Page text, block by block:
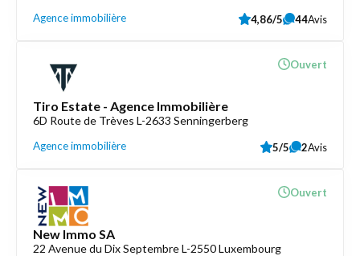
Agence immobilière 4,86/5 44Avis
Tiro Estate - Agence Immobilière
6D Route de Trèves L-2633 Senningerberg
Agence immobilière
Ouvert
5/5 2Avis
New Immo SA
22 Avenue du Dix Septembre L-2550 Luxembourg
Ouvert